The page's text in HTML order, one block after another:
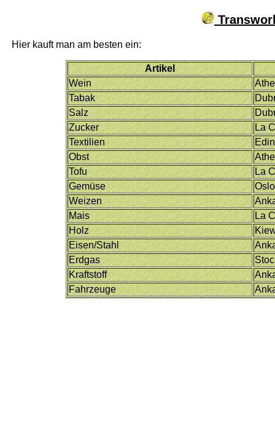
Hier kauft man am besten ein:
Artikel
Wein
Tabak
Salz
Zucker
La
Textilien
Obst
Tofu
La
Gemüse
Oslo
Weizen
Mais
La
Holz
Eisen/Stahl
Erdgas
Kraftstoff
Fahrzeuge